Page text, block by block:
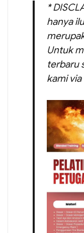
*
hanya
Untuk
terbaru
kami